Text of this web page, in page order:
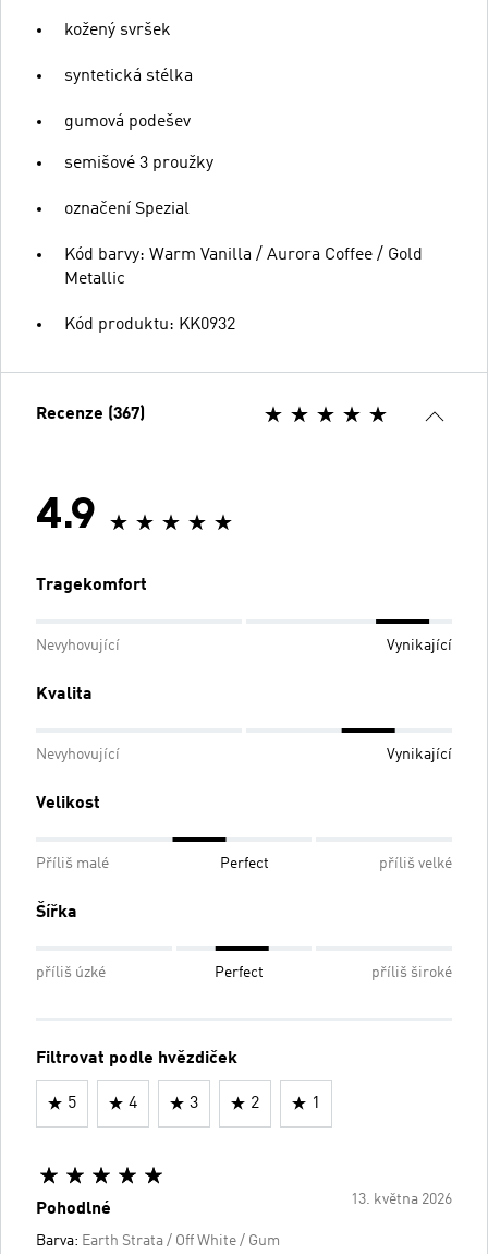
kožený svršek
syntetická stélka
gumová podešev
semišové 3 proužky
označení Spezial
Kód barvy: Warm Vanilla / Aurora Coffee / Gold
Metallic
Kód produktu: KK0932
Recenze (367)
4.9
Tragekomfort
Nevyhovující Vynikající
Kvalita
Nevyhovující Vynikající
Velikost
Příliš malé Perfect příliš velké
Šířka
příliš úzké Perfect příliš široké
Filtrovat podle hvězdiček
5 4 3 2 1
13. května 2026
Pohodlné
Barva: Earth Strata / Off White / Gum